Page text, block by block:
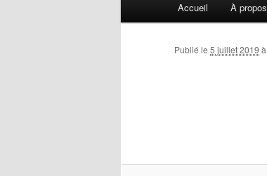
Accueil À propos
Publié le 5 juillet 2019 à